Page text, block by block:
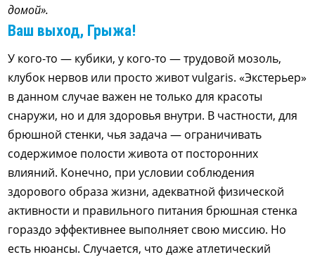
домой».
Ваш выход, Грыжа!
У кого-то — кубики, у кого-то — трудовой мозоль,
клубок нервов или просто живот vulgaris. «Экстерьер»
в данном случае важен не только для красоты
снаружи, но и для здоровья внутри. В частности, для
брюшной стенки, чья задача — ограничивать
содержимое полости живота от посторонних
влияний. Конечно, при условии соблюдения
здорового образа жизни, адекватной физической
активности и правильного питания брюшная стенка
гораздо эффективнее выполняет свою миссию. Но
есть нюансы. Случается, что даже атлетический